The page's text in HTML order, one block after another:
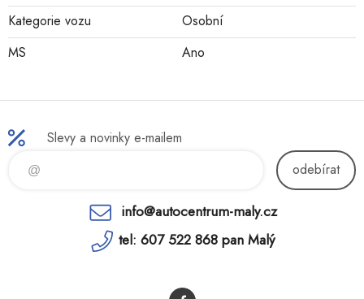
Kategorie vozu
Osobní
MS
Ano
Slevy a novinky e-mailem
odebírat
info@autocentrum-maly.cz
tel: 607 522 868 pan Malý